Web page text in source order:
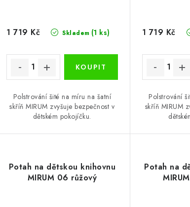
Skladem (1 ks)
1 719 Kč
Polstrování šité na míru na šatní
skříň MIRUM zvyšuje bezpečnost v
dětském pokojíčku.
1 719 Kč
Polstrování
skříň MIRUM
Potah na dětskou knihovnu
MIRUM 06 růžový
Potah na